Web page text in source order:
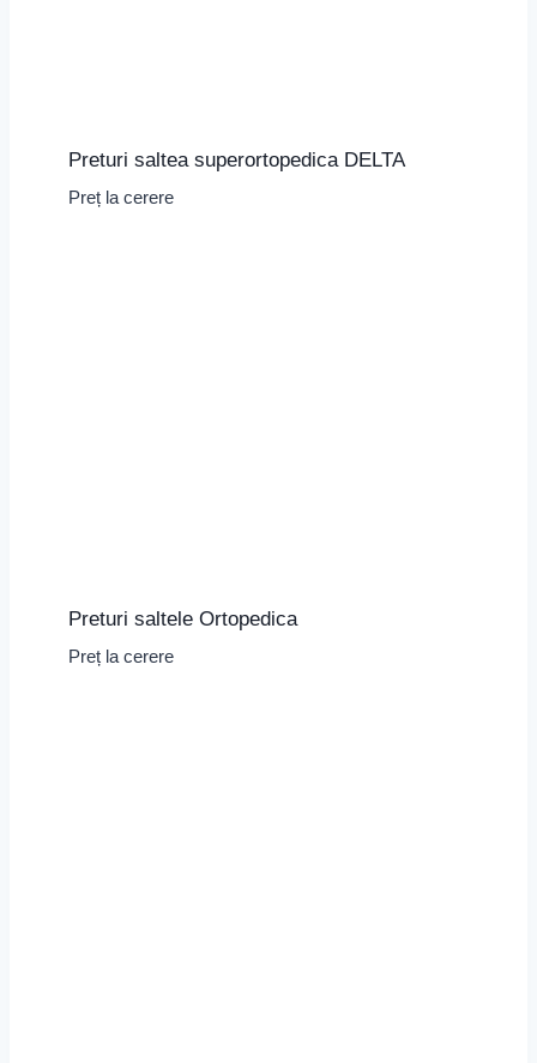
Preturi saltea superortopedica DELTA
Preț la cerere
Preturi saltele Ortopedica
Preț la cerere